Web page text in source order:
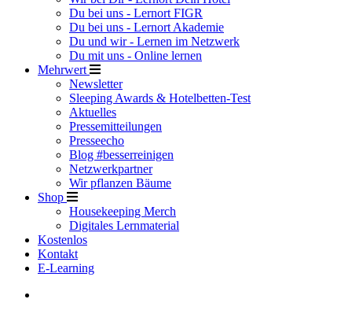
Du bei uns - Lernort FIGR
Du bei uns - Lernort Akademie
Du und wir - Lernen im Netzwerk
Du mit uns - Online lernen
Mehrwert
Newsletter
Sleeping Awards & Hotelbetten-Test
Aktuelles
Pressemitteilungen
Presseecho
Blog #besserreinigen
Netzwerkpartner
Wir pflanzen Bäume
Shop
Housekeeping Merch
Digitales Lernmaterial
Kostenlos
Kontakt
E-Learning